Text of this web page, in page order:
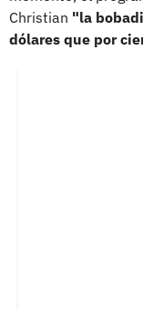
Christian "la
dólares que por